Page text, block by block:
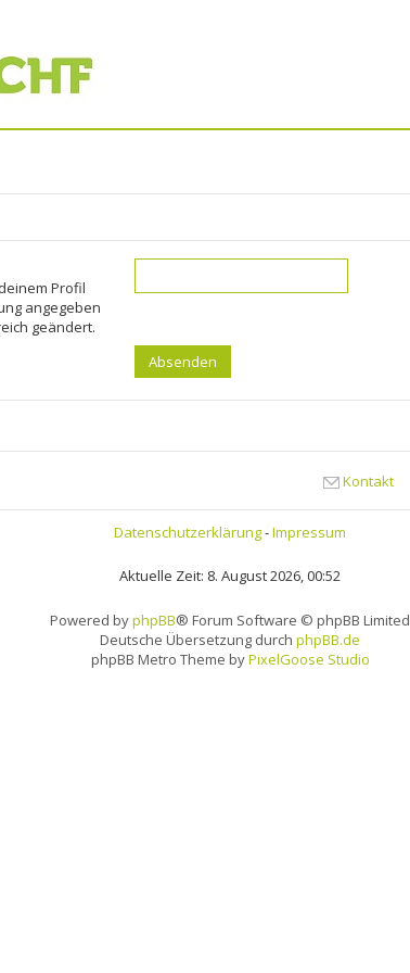
Profil
angegeben
geändert.
Kontakt
Datenschutzerklärung-Impressum
Aktuelle Zeit: 8. August 2026, 00:52
Powered byphpBB® Forum Software © phpBB Limited
Deutsche Übersetzung durch phpBB.de
phpBB Metro Theme byPixelGoose Studio